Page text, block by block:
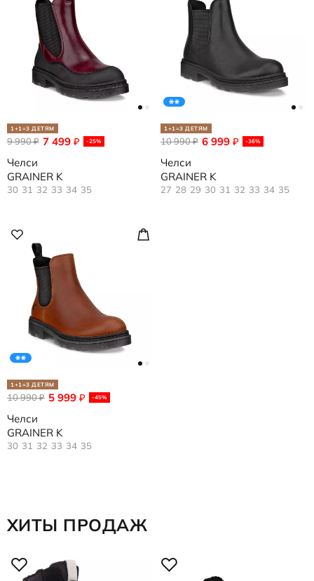
1+1=3 ДЕТЯМ
7 499 ₽ -25%
9 990₽
Челси
GRAINER K
30 31 32 33 34 35
1+1=3 ДЕТЯМ
6 999 ₽ -36%
10 990₽
Челси
GRAINER K
27 28 29 30 31 32 33 34 35
1+1=3 ДЕТЯМ
5 999 ₽ -45%
10 990₽
Челси
GRAINER K
30 31 32 33 34 35
ХИТЫ ПРОДАЖ